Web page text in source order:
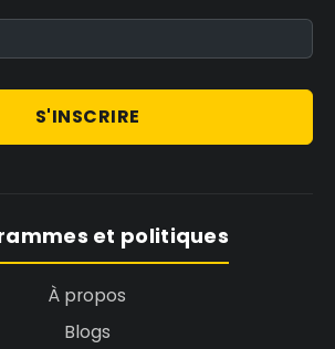
S'INSCRIRE
et politiques
À propos
Blogs